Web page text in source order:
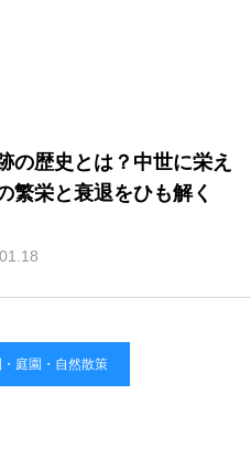
の歴史とは？中世に栄え
繁栄と衰退をひも解く
庭園・自然散策